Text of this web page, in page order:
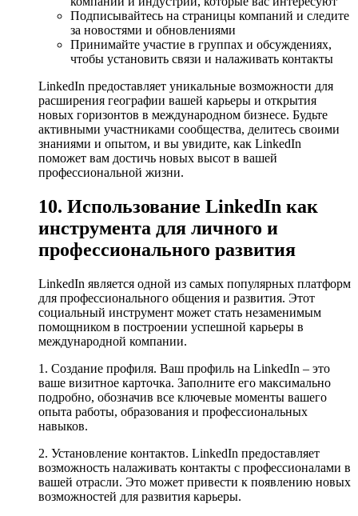
Подписывайтесь на страницы компаний и следите
за новостями и обновлениями
Принимайте участие в группах и обсуждениях,
чтобы установить связи и налаживать контакты
LinkedIn предоставляет уникальные возможности для
расширения географии вашей карьеры и открытия
новых горизонтов в международном бизнесе. Будьте
активными участниками сообщества, делитесь своими
знаниями и опытом, и вы увидите, как LinkedIn
поможет вам достичь новых высот в вашей
профессиональной жизни.
10. Использование LinkedIn как
инструмента для личного и
профессионального развития
LinkedIn является одной из самых популярных платформ
для профессионального общения и развития. Этот
социальный инструмент может стать незаменимым
помощником в построении успешной карьеры в
международной компании.
1. Создание профиля. Ваш профиль на LinkedIn – это
ваше визитное карточка. Заполните его максимально
подробно, обозначив все ключевые моменты вашего
опыта работы, образования и профессиональных
навыков.
2. Установление контактов. LinkedIn предоставляет
возможность налаживать контакты с профессионалами в
вашей отрасли. Это может привести к появлению новых
возможностей для развития карьеры.